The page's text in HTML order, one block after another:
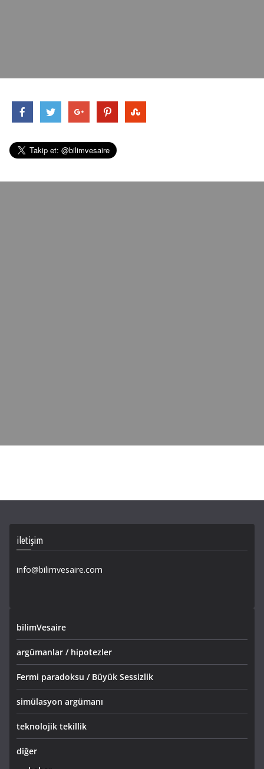
iletişim
info@bilimvesaire.com
bilimVesaire
argümanlar / hipotezler
Fermi paradoksu / Büyük Sessizlik
simülasyon argümanı
teknolojik tekillik
diğer